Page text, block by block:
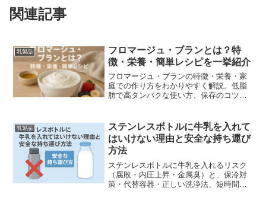
関連記事
乳製品
フロマージュ・ブランとは？特
徴・栄養・簡単レシピを一挙紹介
フロマージュ・ブランの特徴・栄養・家
庭での作り方をわかりやすく解説。低脂
肪で高タンパクな使い方、保存のコツ、
手順写真付き。
乳製品
ステンレスボトルに牛乳を入れて
はいけない理由と安全な持ち運び
方法
ステンレスボトルに牛乳を入れるリスク
（腐敗・内圧上昇・金属臭）と、保冷対
策・代替容器・正しい洗浄法、短時間の